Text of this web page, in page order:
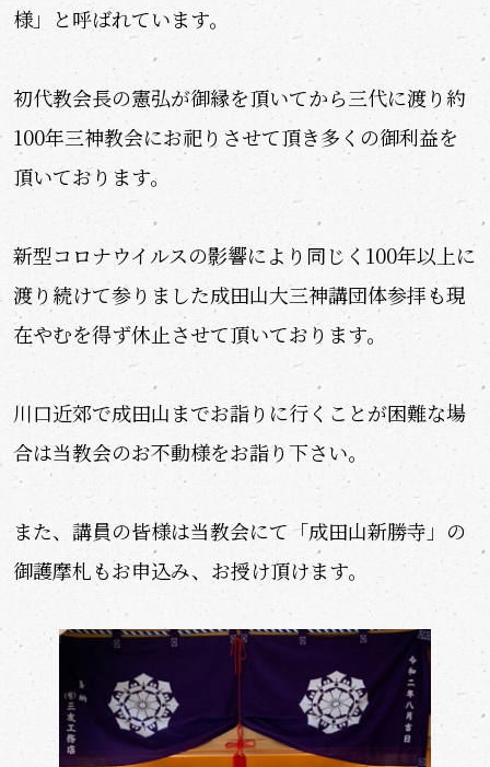
様」と呼ばれています。
初代教会長の憲弘が御縁を頂いてから三代に渡り約
100年三神教会にお祀りさせて頂き多くの御利益を
頂いております。
新型コロナウイルスの影響により同じく100年以上に
渡り続けて参りました成田山大三神講団体参拝も現
在やむを得ず休止させて頂いております。
川口近郊で成田山までお詣りに行くことが困難な場
合は当教会のお不動様をお詣り下さい。
また、講員の皆様は当教会にて「成田山新勝寺」の
御護摩札もお申込み、お授け頂けます。